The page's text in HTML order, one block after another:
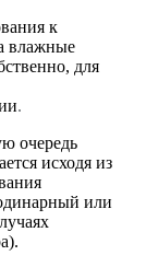
к
влажные
для
.
очередь
исходя из
или